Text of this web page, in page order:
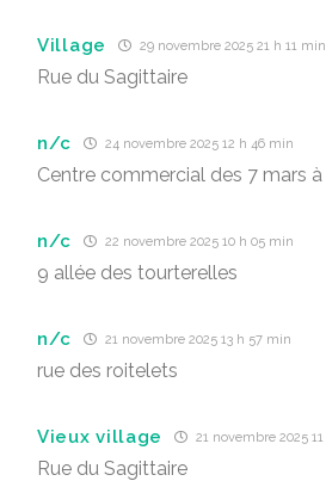
Village 29 novembre 2025 21 h 11 min
Rue du Sagittaire
n/c 24 novembre 2025 12 h 46 min
Centre commercial des 7 mars
n/c 22 novembre 2025 10 h 05 min
9 allée des tourterelles
n/c 21 novembre 2025 13 h 57 min
rue des roitelets
Vieux village 21 novembre 2025
Rue du Sagittaire